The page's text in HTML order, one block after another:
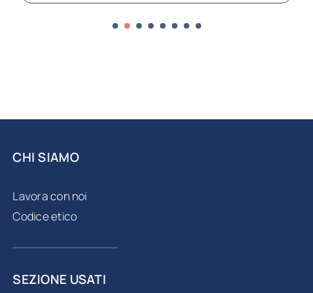
CHI SIAMO
Lavora con noi
Codice etico
SEZIONE USATI